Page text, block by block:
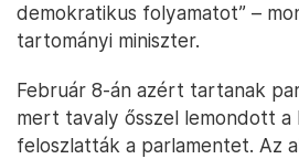
demokratikus folyamatot” –
tartományi miniszter.
Február 8-án azért tartanak
mert tavaly ősszel lemondott a
feloszlatták a parlamentet. Az